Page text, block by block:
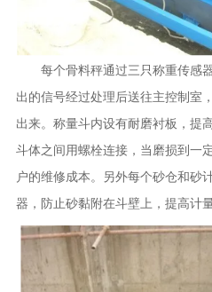
每个骨料秤通过三只称重传感
出的信号经过处理后送往主控制室
出来。称量斗内设有耐磨衬板，提
斗体之间用螺栓连接，当磨损到一
户的维修成本。另外每个砂仓和砂
器，防止砂黏附在斗壁上，提高计